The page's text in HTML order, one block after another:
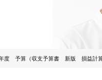
度 予算（収支予算書 新版 損益計